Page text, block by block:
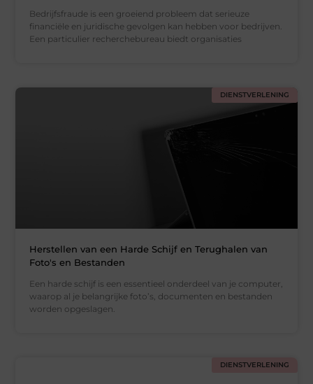
Bedrijfsfraude is een groeiend probleem dat serieuze
financiële en juridische gevolgen kan hebben voor bedrijven.
Een particulier recherchebureau biedt organisaties
DIENSTVERLENING
Herstellen van een Harde Schijf en Terughalen van
Foto's en Bestanden
Een harde schijf is een essentieel onderdeel van je computer,
waarop al je belangrijke foto’s, documenten en bestanden
worden opgeslagen.
DIENSTVERLENING